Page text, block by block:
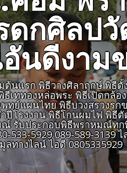
กศิลป
นดีงาม
นแรก พิธีวางศิลาฤกษ์ พิธี
เททองหล่อพระ พิธีเปิดกล้
ย์แผนไทย พิธีบวงสรวงรุก
ปีโรงงาน พิธีโกนผมไฟ พิ
ณ์ รับประกอบพิธีพราหมณ์
5929 089-589-3139 ไ
ลทางไลน์ ไอดี 0805335929